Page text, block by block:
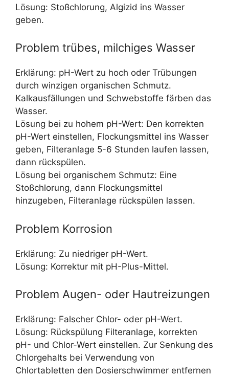
Lösung: Stoßchlorung, Algizid ins Wasser
geben.
Problem trübes, milchiges Wasser
Erklärung: pH-Wert zu hoch oder Trübungen
durch winzigen organischen Schmutz.
Kalkausfällungen und Schwebstoffe färben das
Wasser.
Lösung bei zu hohem pH-Wert: Den korrekten
pH-Wert einstellen, Flockungsmittel ins Wasser
geben, Filteranlage 5-6 Stunden laufen lassen,
dann rückspülen.
Lösung bei organischem Schmutz: Eine
Stoßchlorung, dann Flockungsmittel
hinzugeben, Filteranlage rückspülen lassen.
Problem Korrosion
Erklärung: Zu niedriger pH-Wert.
Lösung: Korrektur mit pH-Plus-Mittel.
Problem Augen- oder Hautreizungen
Erklärung: Falscher Chlor- oder pH-Wert.
Lösung: Rückspülung Filteranlage, korrekten
pH- und Chlor-Wert einstellen. Zur Senkung des
Chlorgehalts bei Verwendung von
Chlortabletten den Dosierschwimmer entfernen